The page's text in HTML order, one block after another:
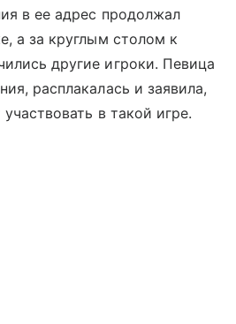
в ее адрес продолжал
а за круглым столом к
другие игроки. Певица
расплакалась и заявила,
в такой игре.